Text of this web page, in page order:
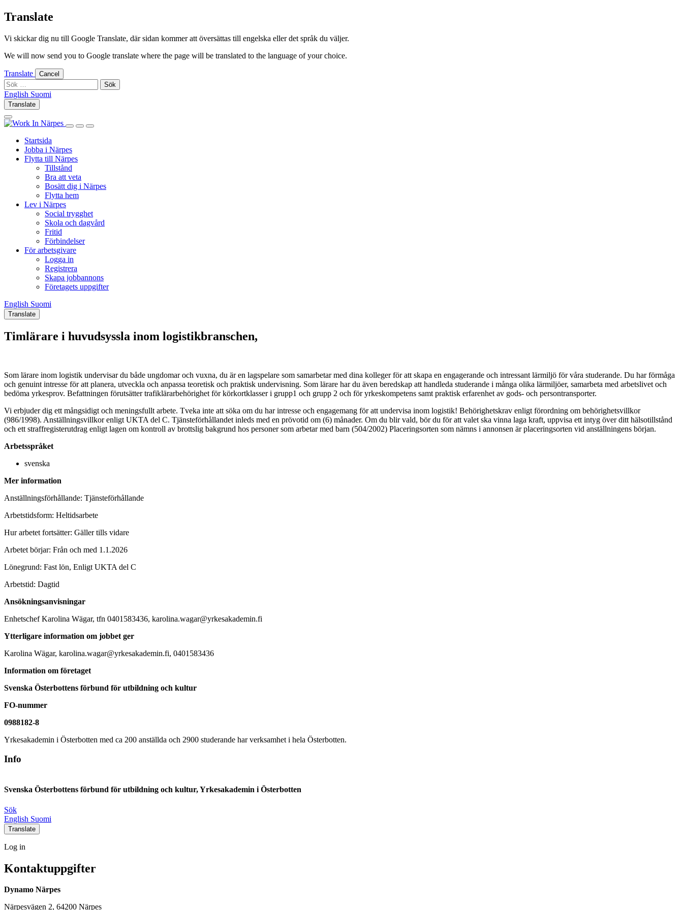
Skip
to
Translate
Vi skickar dig nu till Google Translate, där sidan kommer att översättas till engelska eller det språk du väljer.
We will now send you to Google translate where the page will be translated to the language of your choice.
Translate Cancel
Sök
efter:
English English
Suomi
Translate
Log
inSearch
this
LogSearchShow
Startsida
Jobba i Närpes
Flytta till Närpes
Tillstånd
Bra att veta
Bosätt dig i Närpes
Flytta hem
Lev i Närpes
Social trygghet
Skola och dagvård
Fritid
Förbindelser
För arbetsgivare
Logga in
Registrera
Skapa jobbannons
Företagets uppgifter
English English
Suomi
Translate
Timlärare i huvudsyssla inom logistikbranschen,
Som lärare inom logistik undervisar du både ungdomar och vuxna, du är en lagspelare som samarbetar med dina kolleger för att skapa en engagerande och intressant lärmiljö för våra studerande. Du har förmåga
och genuint intresse för att planera, utveckla och anpassa teoretisk och praktisk undervisning. Som lärare har du även beredskap att handleda studerande i många olika lärmiljöer, samarbeta med arbetslivet och
bedöma yrkesprov. Befattningen förutsätter trafiklärarbehörighet för körkortklasser i grupp1 och grupp 2 och för yrkeskompetens samt praktisk erfarenhet av gods- och persontransporter.
Vi erbjuder dig ett mångsidigt och meningsfullt arbete. Tveka inte att söka om du har intresse och engagemang för att undervisa inom logistik! Behörighetskrav enligt förordning om behörighetsvillkor
(986/1998). Anställningsvillkor enligt UKTA del C. Tjänsteförhållandet inleds med en prövotid om (6) månader. Om du blir vald, bör du för att valet ska vinna laga kraft, uppvisa ett intyg över ditt hälsotillstånd
och ett straffregisterutdrag enligt lagen om kontroll av brottslig bakgrund hos personer som arbetar med barn (504/2002) Placeringsorten som nämns i annonsen är placeringsorten vid anställningens början.
Arbetsspråket
svenska
Mer information
Anställningsförhållande: Tjänsteförhållande
Arbetstidsform: Heltidsarbete
Hur arbetet fortsätter: Gäller tills vidare
Arbetet börjar: Från och med 1.1.2026
Lönegrund: Fast lön, Enligt UKTA del C
Arbetstid: Dagtid
Ansökningsanvisningar
Enhetschef Karolina Wägar, tfn 0401583436, karolina.wagar@yrkesakademin.fi
Ytterligare information om jobbet ger
Karolina Wägar, karolina.wagar@yrkesakademin.fi, 0401583436
Information om företaget
Svenska Österbottens förbund för utbildning och kultur
FO-nummer
0988182-8
Yrkesakademin i Österbotten med ca 200 anställda och 2900 studerande har verksamhet i hela Österbotten.
Info
Svenska Österbottens förbund för utbildning och kultur, Yrkesakademin i Österbotten
Sök
Social
link
Social
link
Social
link
Social
link
English Suomi
Translate
Log
Log in
Kontaktuppgifter
Dynamo Närpes
Närpesvägen 2, 64200 Närpes